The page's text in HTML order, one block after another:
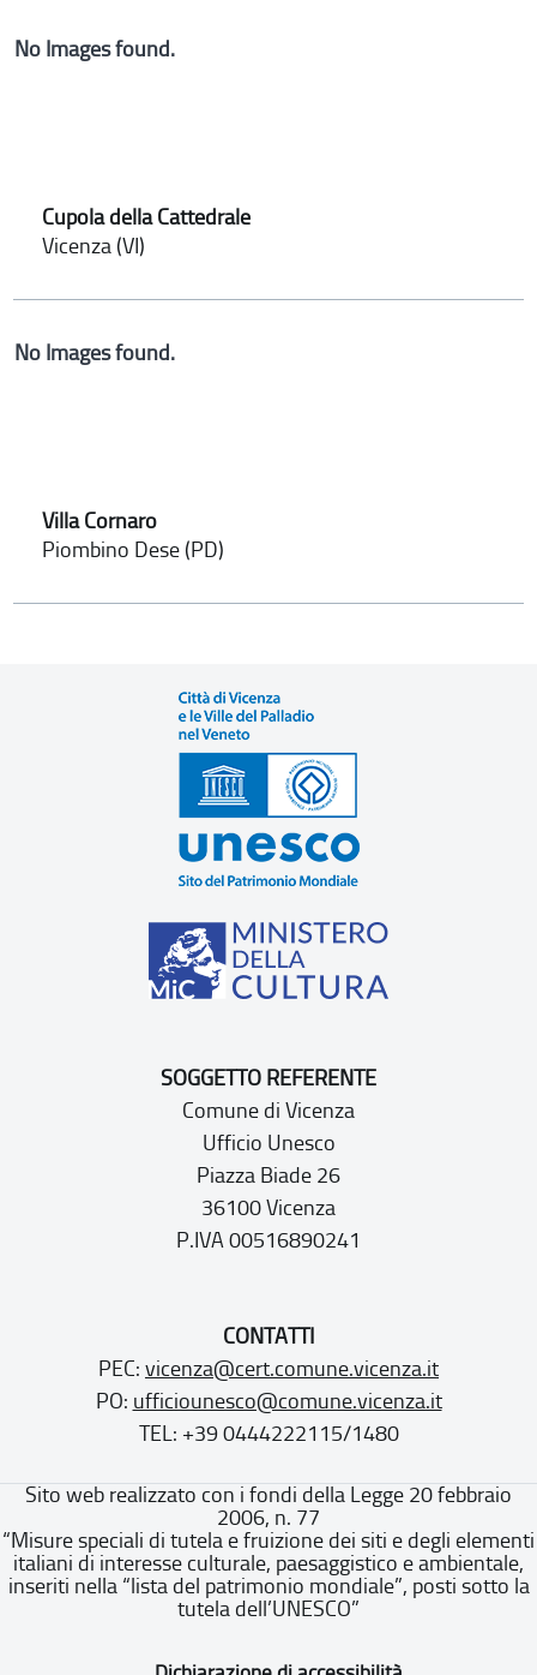
No Images found.
Cupola della Cattedrale
Vicenza (VI)
No Images found.
Villa Cornaro
Piombino Dese (PD)
SOGGETTO REFERENTE
Comune di Vicenza
Ufficio Unesco
Piazza Biade 26
36100 Vicenza
P.IVA 00516890241
CONTATTI
PEC: vicenza@cert.comune.vicenza.it
PO: ufficiounesco@comune.vicenza.it
TEL: +39 0444222115/1480
Sito web realizzato con i fondi della Legge 20 febbraio
2006, n. 77
“Misure speciali di tutela e fruizione dei siti e degli elementi
italiani di interesse culturale, paesaggistico e ambientale,
inseriti nella “lista del patrimonio mondiale”, posti sotto la
tutela dell’UNESCO”